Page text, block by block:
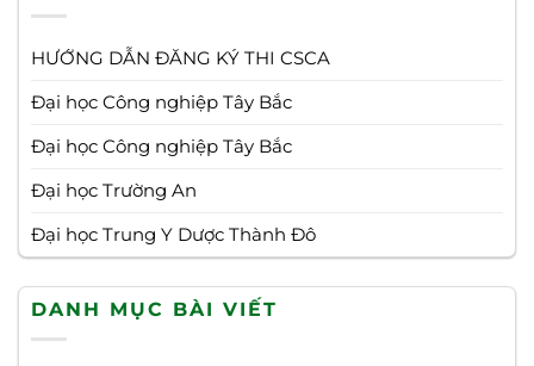
HƯỚNG DẪN ĐĂNG KÝ THI CSCA
Đại học Công nghiệp Tây Bắc
Đại học Công nghiệp Tây Bắc
Đại học Trường An
Đại học Trung Y Dược Thành Đô
DANH MỤC BÀI VIẾT